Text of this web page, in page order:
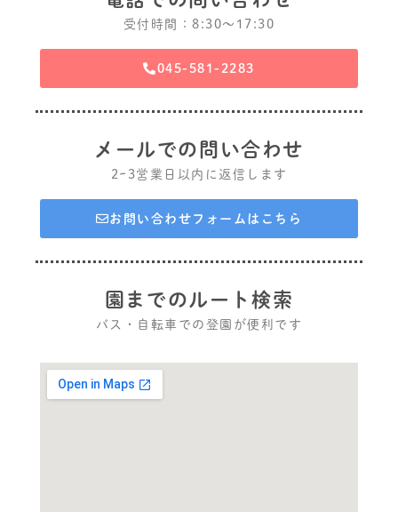
受付時間：8:30〜17:30
045-581-2283
メールでの問い合わせ
2~3営業日以内に返信します
お問い合わせフォームはこちら
園までのルート検索
バス・自転車での登園が便利です